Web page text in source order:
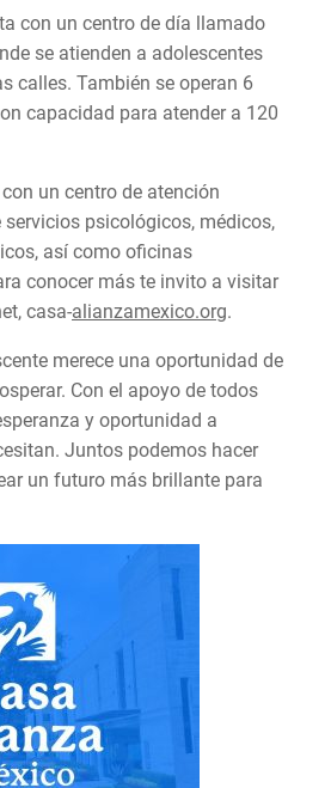
con un centro de día llamado
se atienden a adolescentes
calles. También se operan 6
capacidad para atender a 120
un centro de atención
servicios psicológicos, médicos,
así como oficinas
conocer más te invito a visitar
casa-alianzamexico.org.
merece una oportunidad de
Con el apoyo de todos
y oportunidad a
Juntos podemos hacer
un futuro más brillante para